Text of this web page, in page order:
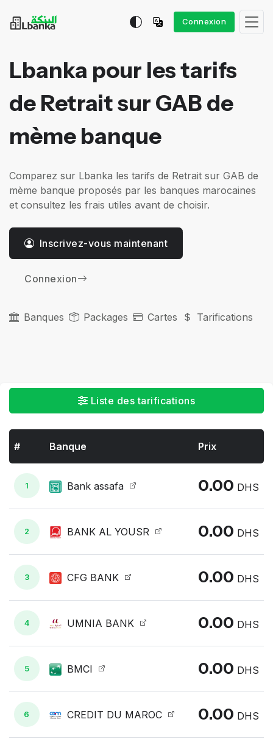
Connexion
Lbanka pour les tarifs
de Retrait sur GAB de
mème banque
Comparez sur Lbanka les tarifs de Retrait sur GAB de
mème banque proposés par les banques marocaines
et consultez les frais utiles avant de choisir.
Inscrivez-vous maintenant
Connexion
Banques Packages Cartes Tarifications
Liste des tarifications
# Banque Prix
1 Bank assafa 0.00 DHS
2 BANK AL YOUSR 0.00 DHS
3 CFG BANK 0.00 DHS
4 UMNIA BANK 0.00 DHS
5 BMCI 0.00 DHS
6 CREDIT DU MAROC 0.00 DHS